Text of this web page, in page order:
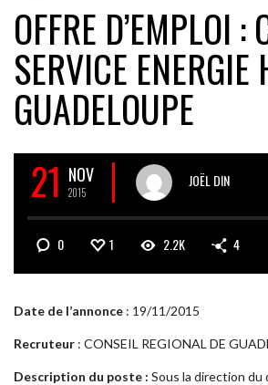
OFFRE D’EMPLOI :
SERVICE
GUADELOUPE
21 NOV
2015
JOËL DIN
0 1 2.2K 4
Date de l’annonce : 19/11/2015
Recruteur : CONSEIL REGIONAL DE
Description du poste : Sous la direction